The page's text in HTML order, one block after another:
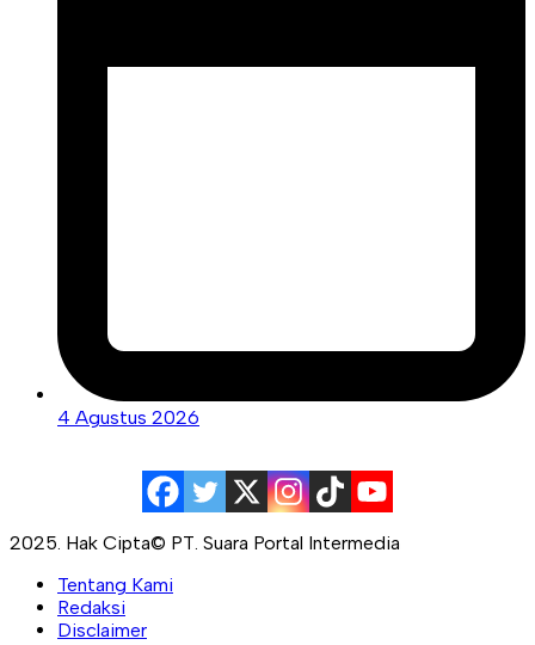
4 Agustus 2026
2025. Hak Cipta© PT. Suara Portal Intermedia
Tentang Kami
Redaksi
Disclaimer